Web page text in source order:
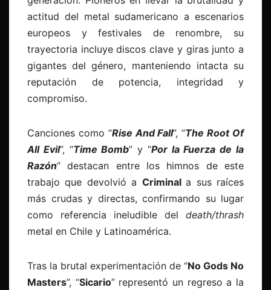
actitud del metal sudamericano a escenarios
europeos y festivales de renombre, su
trayectoria incluye discos clave y giras junto a
gigantes del género, manteniendo intacta su
reputación de potencia, integridad y
compromiso.
Canciones como “Rise And Fall”, “The Root Of
All Evil”, “Time Bomb” y “Por la Fuerza de la
Razón” destacan entre los himnos de este
trabajo que devolvió a Criminala sus raíces
más crudas y directas, confirmando su lugar
como referencia ineludible del death/thrash
metal en Chile y Latinoamérica.
Tras la brutal experimentación de “No Gods No
Masters”, “Sicario” representó un regreso a la